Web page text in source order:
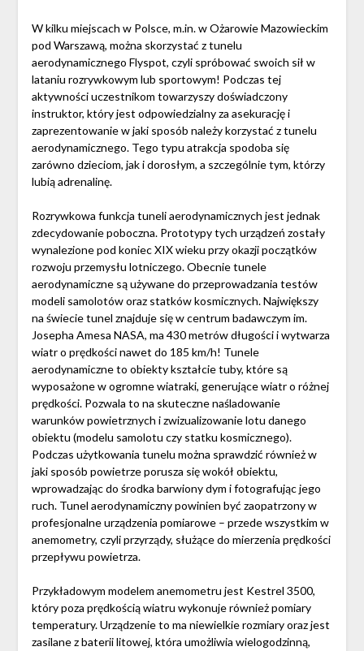
W kilku miejscach w Polsce, m.in. w Ożarowie Mazowieckim
pod Warszawą, można skorzystać z tunelu
aerodynamicznego Flyspot, czyli spróbować swoich sił w
lataniu rozrywkowym lub sportowym! Podczas tej
aktywności uczestnikom towarzyszy doświadczony
instruktor, który jest odpowiedzialny za asekurację i
zaprezentowanie w jaki sposób należy korzystać z tunelu
aerodynamicznego. Tego typu atrakcja spodoba się
zarówno dzieciom, jak i dorosłym, a szczególnie tym, którzy
lubią adrenalinę.
Rozrywkowa funkcja tuneli aerodynamicznych jest jednak
zdecydowanie poboczna. Prototypy tych urządzeń zostały
wynalezione pod koniec XIX wieku przy okazji początków
rozwoju przemysłu lotniczego. Obecnie tunele
aerodynamiczne są używane do przeprowadzania testów
modeli samolotów oraz statków kosmicznych. Największy
na świecie tunel znajduje się w centrum badawczym im.
Josepha Amesa NASA, ma 430 metrów długości i wytwarza
wiatr o prędkości nawet do 185 km/h! Tunele
aerodynamiczne to obiekty kształcie tuby, które są
wyposażone w ogromne wiatraki, generujące wiatr o różnej
prędkości. Pozwala to na skuteczne naśladowanie
warunków powietrznych i zwizualizowanie lotu danego
obiektu (modelu samolotu czy statku kosmicznego).
Podczas użytkowania tunelu można sprawdzić również w
jaki sposób powietrze porusza się wokół obiektu,
wprowadzając do środka barwiony dym i fotografując jego
ruch. Tunel aerodynamiczny powinien być zaopatrzony w
profesjonalne urządzenia pomiarowe – przede wszystkim w
anemometry, czyli przyrządy, służące do mierzenia prędkości
przepływu powietrza.
Przykładowym modelem anemometru jest Kestrel 3500,
który poza prędkością wiatru wykonuje również pomiary
temperatury. Urządzenie to ma niewielkie rozmiary oraz jest
zasilane z baterii litowej, która umożliwia wielogodzinną,